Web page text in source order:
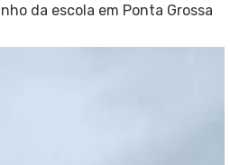
da escola em Ponta Grossa